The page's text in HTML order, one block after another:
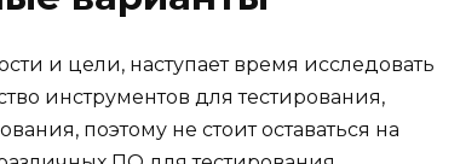
и цели, наступает время исследовать
инструментов для тестирования,
поэтому не стоит оставаться на